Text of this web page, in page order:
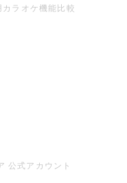
ラオケ機能比較
公式アカウント